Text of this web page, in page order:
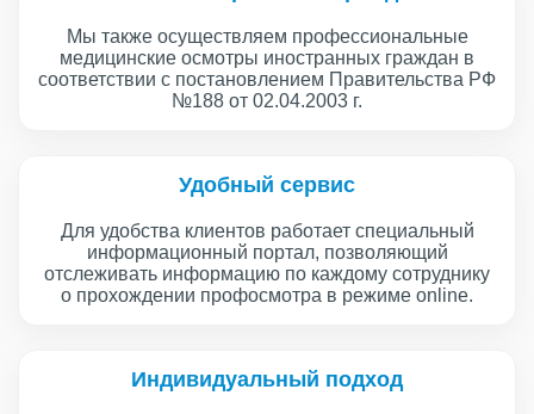
Мы также осуществляем профессиональные
медицинские осмотры иностранных граждан в
соответствии с постановлением Правительства РФ
№188 от 02.04.2003 г.
Удобный сервис
Для удобства клиентов работает специальный
информационный портал, позволяющий
отслеживать информацию по каждому сотруднику
о прохождении профосмотра в режиме online.
Индивидуальный подход